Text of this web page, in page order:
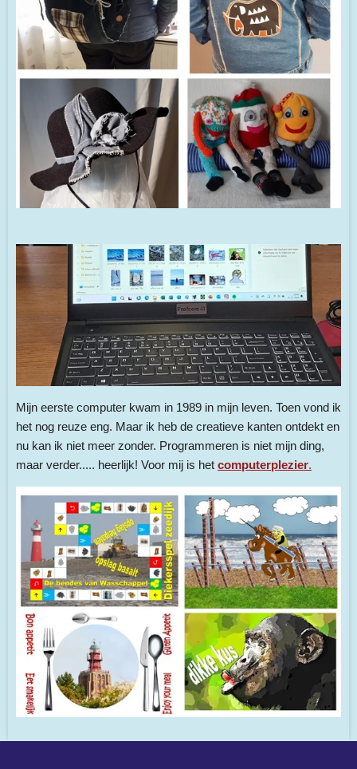
Mijn eerste computer kwam in 1989 in mijn leven. Toen vond ik
het nog reuze eng. Maar ik heb de creatieve kanten ontdekt en
nu kan ik niet meer zonder. Programmeren is niet mijn ding,
maar verder..... heerlijk! Voor mij is het computerplezier.